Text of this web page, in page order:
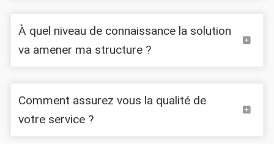
À quel niveau de connaissance la solution
va amener ma structure ?
Comment assurez vous la qualité de
votre service ?